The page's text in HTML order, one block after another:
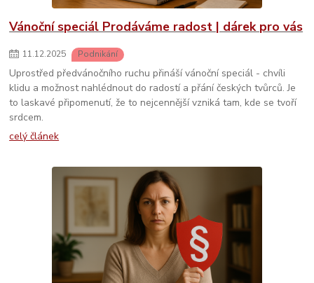
Vánoční speciál Prodáváme radost | dárek pro vás
11.12.2025 Podnikání
Uprostřed předvánočního ruchu přináší vánoční speciál - chvíli
klidu a možnost nahlédnout do radostí a přání českých tvůrců. Je
to laskavé připomenutí, že to nejcennější vzniká tam, kde se tvoří
srdcem.
celý článek